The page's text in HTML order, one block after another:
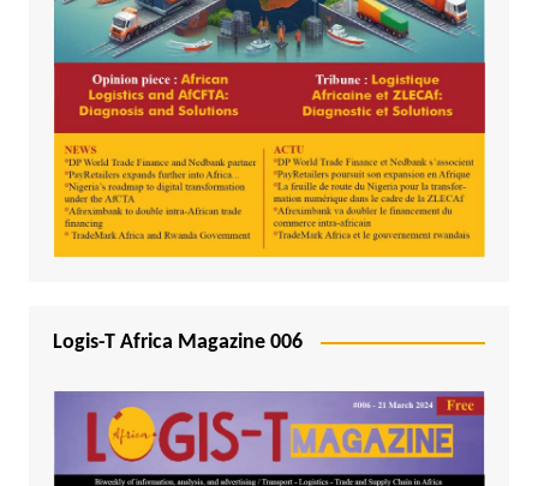
Logis-T Africa Magazine 006